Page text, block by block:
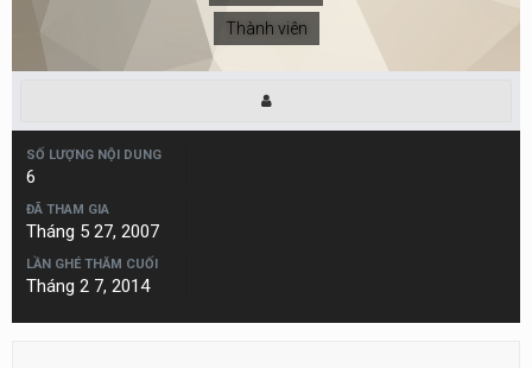
Thành viên
SỐ LƯỢNG NỘI DUNG
6
ĐÃ THAM GIA
Tháng 5 27, 2007
LẦN GHÉ THĂM CUỐI
Tháng 2 7, 2014